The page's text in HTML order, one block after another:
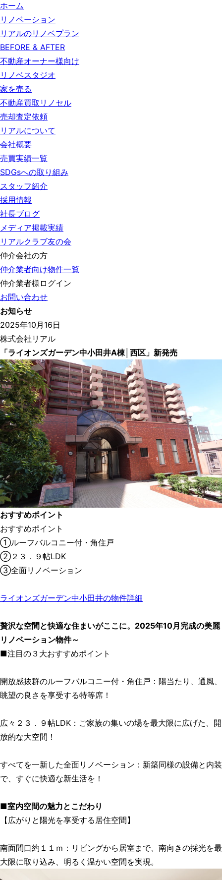
ホーム
リノベーション
リアルのリノベプラン
BEFORE & AFTER
不動産オーナー様向け
リノベスタジオ
家を売る
不動産買取リノセル
売却査定依頼
リアルについて
会社概要
売買実績一覧
SDGsへの取り組み
スタッフ紹介
採用情報
社長ブログ
メディア掲載実績
リアルクラブ友の会
仲介会社の方
仲介業者向け物件一覧
仲介業者様ログイン
お問い合わせ
お知らせ
2025年10月16日
株式会社リアル
「ライオンズガーデン中小田井A棟│西区」新発売
おすすめポイント
おすすめポイント
①ルーフバルコニー付・角住戸
②２３．９帖LDK
③全面リノベーション
ライオンズガーデン中小田井の物件詳細
贅沢な空間と快適な住まいがここに。2025年10月完成の美麗
リノベーション物件～
■注目の３大おすすめポイント
開放感抜群のルーフバルコニー付・角住戸：陽当たり、通風、
眺望の良さを享受する特等席！
広々２３．９帖LDK：ご家族の集いの場を最大限に広げた、開
放的な大空間！
すべてを一新した全面リノベーション：新築同様の設備と内装
で、すぐに快適な新生活を！
■室内空間の魅力とこだわり
【広がりと陽光を享受する居住空間】
南面間口約１１ｍ：リビングから居室まで、南向きの採光を最
大限に取り込み、明るく温かい空間を実現。